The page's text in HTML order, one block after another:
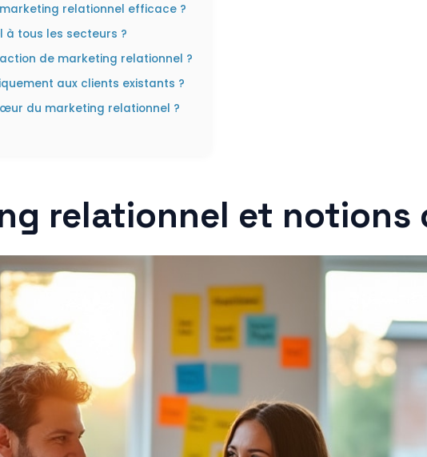
relationnel efficace ?
tous les secteurs ?
de marketing relationnel ?
aux clients existants ?
du marketing relationnel ?
relationnel et notions